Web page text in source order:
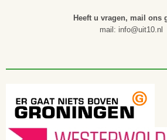
Heeft u vragen, mail ons
mail: info@uit10.nl